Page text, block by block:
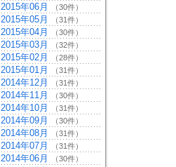
2015年06月 （30件）
2015年05月 （31件）
2015年04月 （30件）
2015年03月 （32件）
2015年02月 （28件）
2015年01月 （31件）
2014年12月 （31件）
2014年11月 （30件）
2014年10月 （31件）
2014年09月 （30件）
2014年08月 （31件）
2014年07月 （31件）
2014年06月 （30件）